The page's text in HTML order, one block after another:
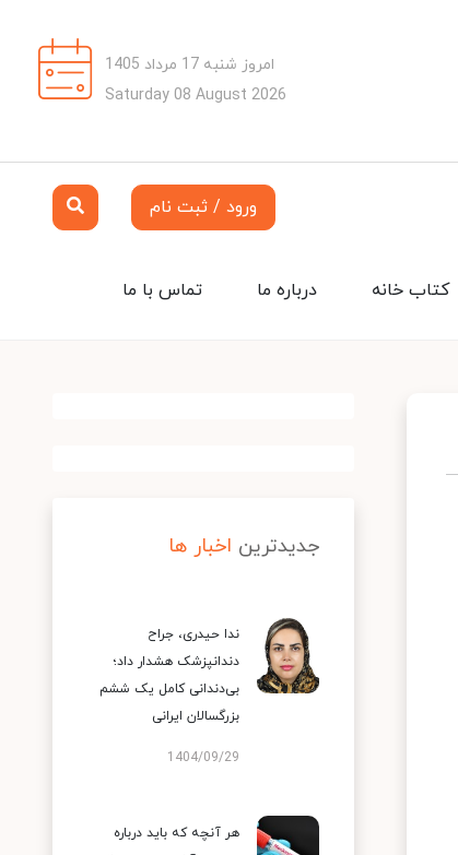
امروز شنبه 17 مرداد 1405
Saturday 08 August 2026
ورود / ثبت نام
تماس با ما درباره ما کتاب خانه
جدیدترین اخبار ها
ندا حیدری، جراح
دندانپزشک هشدار داد؛
بی‌دندانی کامل یک ششم
بزرگسالان ایرانی
1404/09/29
هر آنچه که باید درباره